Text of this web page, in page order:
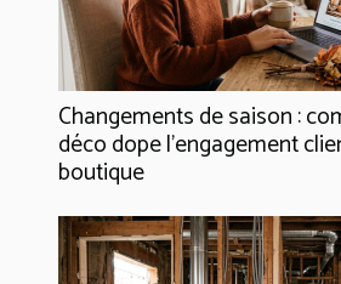
Changements de saison :
déco dope l’engagement
boutique